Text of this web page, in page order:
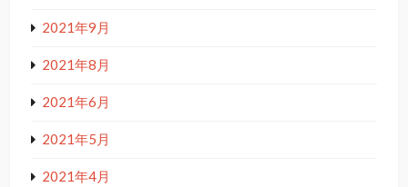
2021年9月
2021年8月
2021年6月
2021年5月
2021年4月